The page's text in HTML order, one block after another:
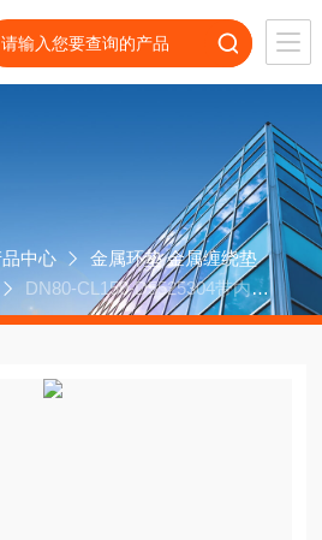
中心
金属环垫 金属缠绕垫
DN80-CL150-D5525304带内外